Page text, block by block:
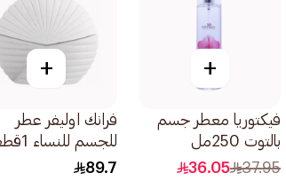
+
فيكتوريا معطر جسم
بالتوت 250مل
37.95
36.05
+
فرانك اوليفر عطر
للجسم للنساء 1قطعة
89.7